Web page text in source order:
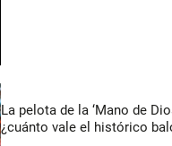
La pelota de la ‘Mano de
¿cuánto vale el histórico